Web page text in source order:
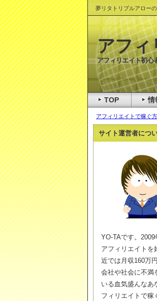
夢リタトリプルアロー
アフィリエイトで稼ぐ
サイト運営者につ
YO-TAです。2009
アフィリエイトを
近では月収160万
会社や社会に不満
いる血気盛んなあ
フィリエイトで稼
アフィ
アフィリエイト初心
TOP 情